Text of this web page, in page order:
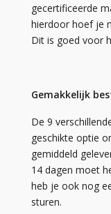
gecertificeerde
hierdoor hoef je
Dit is goed voor
Gemakkelijk
De 9
geschikte optie
gemiddeld
14 dagen moet
heb je ook nog
sturen.